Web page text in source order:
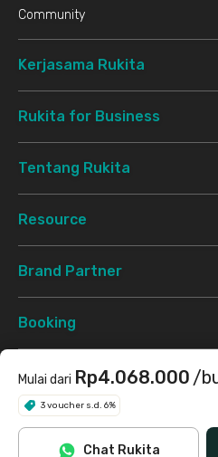
Mulai dari Rp4.068.000 /
3 voucher s.d. 6%
Chat Rukita
Community
Kerjasama Rukita
Rukita for Business
Tentang Rukita
Resource
Brand Partner
Booking
Support
Syarat & Ketentuan Kebijakan Privasi